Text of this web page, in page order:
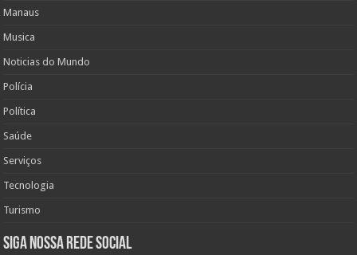
Manaus
Musica
Noticias do Mundo
Polícia
Política
Saúde
Serviços
Tecnologia
Turismo
Siga nossa rede social